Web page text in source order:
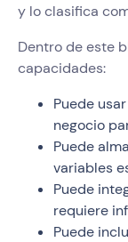
y lo clasifica
Dentro de este
capacidades:
Puede
negocio
Puede
variables
Puede
requiere
Puede